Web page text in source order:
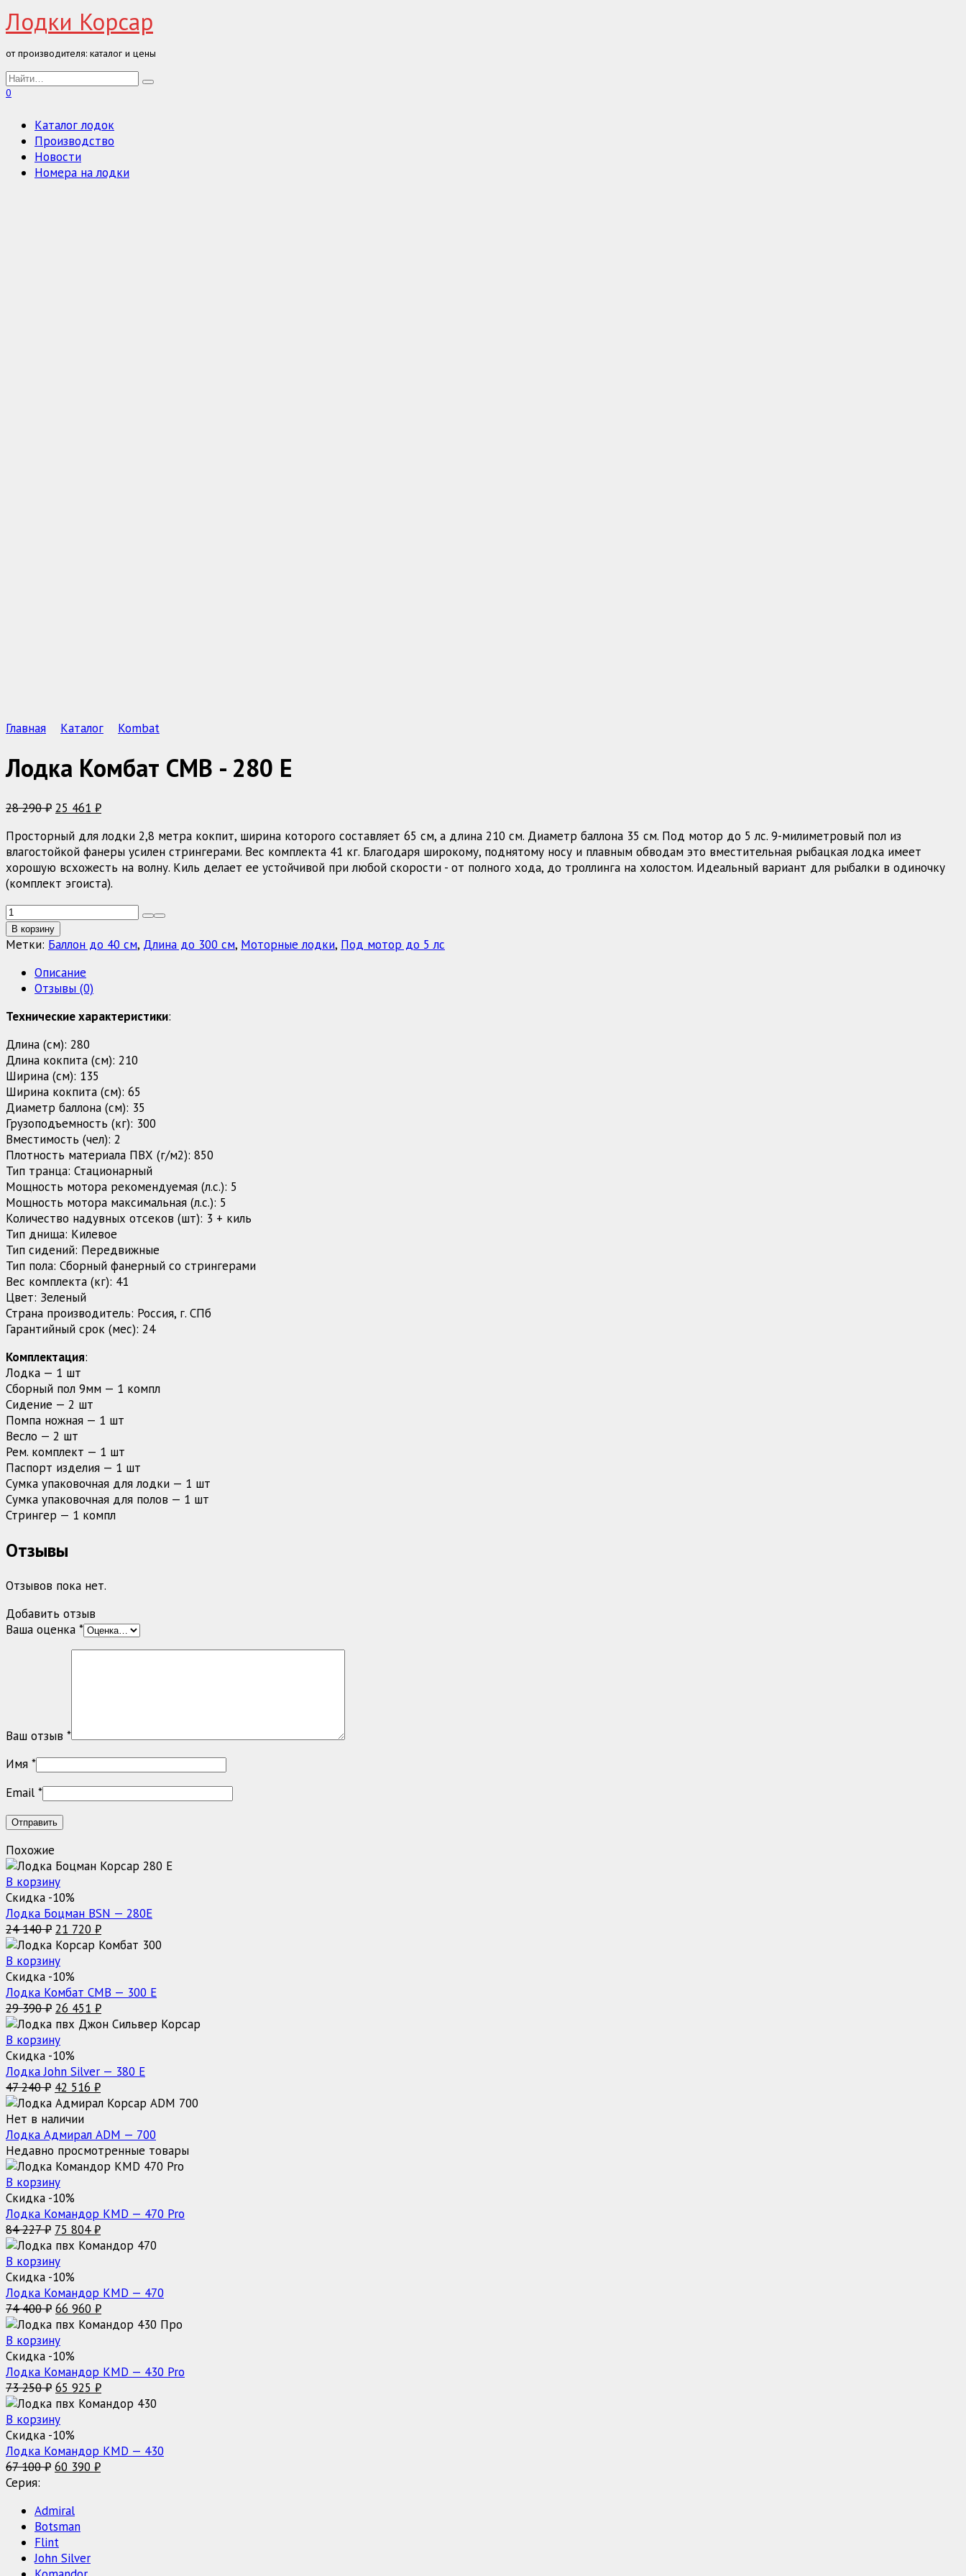
Перейти
к
Лодки Корсар
от производителя: каталог и цены
Search
for:
0
Каталог лодок
Производство
Новости
Номера на лодки
Главная Каталог Kombat
Лодка Комбат CMB - 280 Е
28 290₽ Первоначальная
составляла
28
290 ₽.
25 461 ₽Текущая
25
461 ₽.
Просторный для лодки 2,8 метра кокпит, ширина которого составляет 65 см, а длина 210 см. Диаметр баллона 35 см. Под мотор до 5 лс. 9-милиметровый пол из
влагостойкой фанеры усилен стрингерами. Вес комплекта 41 кг. Благодаря широкому, поднятому носу и плавным обводам это вместительная рыбацкая лодка имеет
хорошую всхожесть на волну. Киль делает ее устойчивой при любой скорости - от полного хода, до троллинга на холостом. Идеальный вариант для рыбалки в одиночку
(комплект эгоиста).
Количество
товара
Лодка
CMB
Е
В корзину
Метки: Баллон до 40 см, Длина до 300 см, Моторные лодки, Под мотор до 5 лс
Описание
Отзывы (0)
Технические характеристики:
Длина (см): 280
Длина кокпита (см): 210
Ширина (см): 135
Ширина кокпита (см): 65
Диаметр баллона (см): 35
Грузоподъемность (кг): 300
Вместимость (чел): 2
Плотность материала ПВХ (г/м2): 850
Тип транца: Стационарный
Мощность мотора рекомендуемая (л.с.): 5
Мощность мотора максимальная (л.с.): 5
Количество надувных отсеков (шт): 3 + киль
Тип днища: Килевое
Тип сидений: Передвижные
Тип пола: Сборный фанерный со стрингерами
Вес комплекта (кг): 41
Цвет: Зеленый
Страна производитель: Россия, г. СПб
Гарантийный срок (мес): 24
Комплектация:
Лодка — 1 шт
Сборный пол 9мм — 1 компл
Сидение — 2 шт
Помпа ножная — 1 шт
Весло — 2 шт
Рем. комплект — 1 шт
Паспорт изделия — 1 шт
Сумка упаковочная для лодки — 1 шт
Сумка упаковочная для полов — 1 шт
Стрингер — 1 компл
Отзывы
Отзывов пока нет.
Добавить отзыв
Ваша оценка *
Ваш отзыв *
Имя *
Email *
Похожие
В корзину
Скидка -10%
Лодка Боцман BSN — 280E
24 140₽ Первоначальная
цена
составляла
24
140 ₽.
21 720 ₽Текущая
цена:
В корзину
Скидка -10%
Лодка Комбат CMB — 300 Е
29 390₽ Первоначальная
цена
составляла
29
390 ₽.
26 451 ₽Текущая
цена:
В корзину
Скидка -10%
Лодка John Silver — 380 E
47 240₽ Первоначальная
цена
составляла
47
240 ₽.
42 516 ₽Текущая
цена:
516 ₽.
Нет в наличии
Лодка Адмирал ADM — 700
Недавно просмотренные товары
В корзину
Скидка -10%
Лодка Командор KMD — 470 Pro
84 227₽ Первоначальная
цена
составляла
84
227 ₽.
75 804₽Текущая
цена:
В корзину
Скидка -10%
Лодка Командор KMD — 470
74 400₽ Первоначальная
цена
составляла
74
400 ₽.
66 960 ₽Текущая
цена:
В корзину
Скидка -10%
Лодка Командор KMD — 430 Pro
73 250₽ Первоначальная
цена
составляла
73
250 ₽.
65 925 ₽Текущая
цена:
В корзину
Скидка -10%
Лодка Командор KMD — 430
67 100₽ Первоначальная
67
100 ₽.
60 390 ₽Текущая
Серия:
Admiral
Botsman
Flint
John Silver